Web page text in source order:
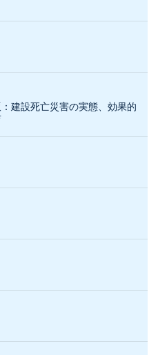
建設死亡災害の実態、効果的